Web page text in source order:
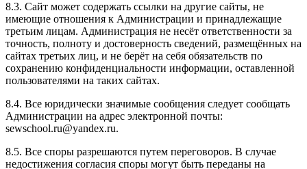
8.3. Сайт может содержать ссылки на другие сайты, не
имеющие отношения к Администрации и принадлежащие
третьим лицам. Администрация не несёт ответственности за
точность, полноту и достоверность сведений, размещённых на
сайтах третьих лиц, и не берёт на себя обязательств по
сохранению конфиденциальности информации, оставленной
пользователями на таких сайтах.
8.4. Все юридически значимые сообщения следует сообщать
Администрации на адрес электронной почты:
sewschool.ru@yandex.ru.
8.5. Все споры разрешаются путем переговоров. В случае
недостижения согласия споры могут быть переданы на